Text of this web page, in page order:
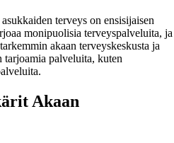
terveys on ensisijaisen
monipuolisia terveyspalveluita, ja
akaan terveyskeskusta ja
palveluita, kuten
Akaan